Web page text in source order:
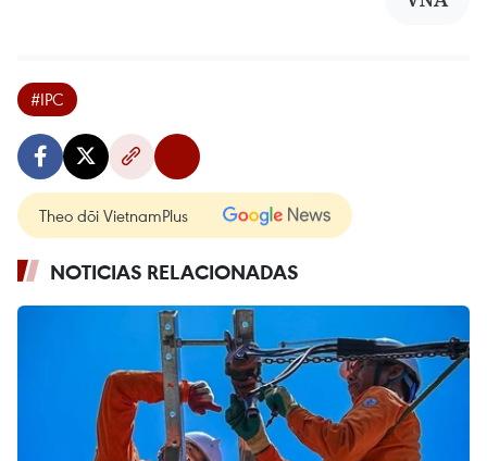
#IPC
Theo dõi VietnamPlus
NOTICIAS RELACIONADAS